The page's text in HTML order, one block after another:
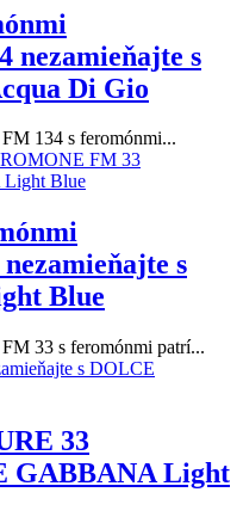
nezamieňajte s
Di Gio
134 s feromónmi...
s
Blue
33 s feromónmi patrí...
33
GABBANA Light